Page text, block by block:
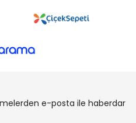
e-posta ile haberdar